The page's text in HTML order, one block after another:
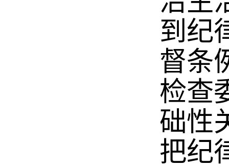
到纪
督条
检查
础性
把纪